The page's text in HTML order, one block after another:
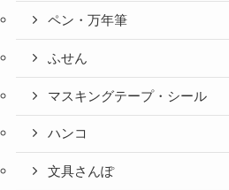
ペン・万年筆
ふせん
マスキングテープ・シール
ハンコ
文具さんぽ